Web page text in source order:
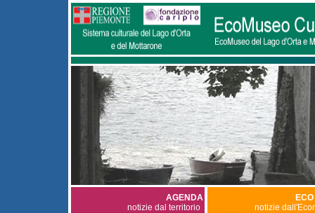
AGENDA
notizie dal territorio
notizie